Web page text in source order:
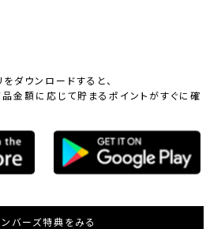
ダウンロードすると、
金額に応じて貯まるポイントがすぐに確
ンバーズ特典をみる